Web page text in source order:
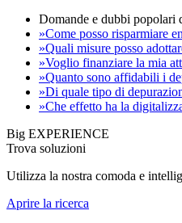
Domande e dubbi popolari
»Come posso risparmiare
»Quali misure posso
»Voglio finanziare la mia
»Quanto sono affidabili i
»Di quale tipo di
»Che effetto ha la
Big EXPERIENCE
Trova soluzioni
Utilizza la nostra comoda e
Aprire la ricerca